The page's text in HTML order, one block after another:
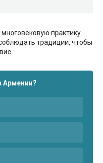
практику.
традиции, чтобы
Армении?